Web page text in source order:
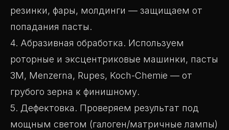
резинки, фары, молдинги — защищаем от
попадания пасты.
4. Абразивная обработка. Используем
роторные и эксцентриковые машинки, пасты
3M, Menzerna, Rupes, Koch-Chemie — от
грубого зерна к финишному.
5. Дефектовка. Проверяем результат под
мощным светом (галоген/матричные лампы)